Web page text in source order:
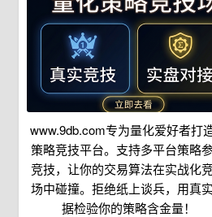
www.9db.com专为量化爱好者打
策略竞技平台。支持多平台策略
竞技，让你的交易算法在实战化
场中碰撞。拒绝纸上谈兵，用真
据检验你的策略含金量！